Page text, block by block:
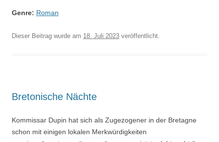
Genre: Roman
Dieser Beitrag wurde am 18. Juli 2023 veröffentlicht.
Bretonische Nächte
Kommissar Dupin hat sich als Zugezogener in der Bretagne
schon mit einigen lokalen Merkwürdigkeiten